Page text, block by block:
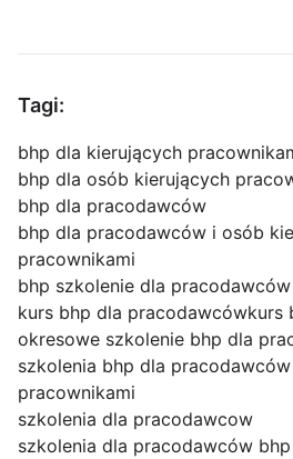
Tagi:
bhp dla kierujących
bhp dla osób kierujących
bhp dla pracodawców
bhp dla pracodawców i osób
pracownikami
bhp szkolenie dla pracodawców
kurs bhp dla pracodawcówkurs
okresowe szkolenie bhp dla
szkolenia bhp dla
pracownikami
szkolenia dla pracodawcow
szkolenia dla pracodawców bhp